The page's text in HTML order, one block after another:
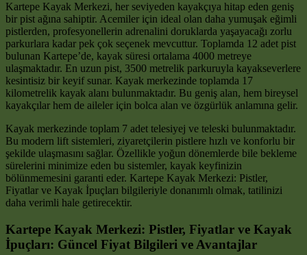
Kartepe Kayak Merkezi, her seviyeden kayakçıya hitap eden geniş
bir pist ağına sahiptir. Acemiler için ideal olan daha yumuşak eğimli
pistlerden, profesyonellerin adrenalini doruklarda yaşayacağı zorlu
parkurlara kadar pek çok seçenek mevcuttur. Toplamda 12 adet pist
bulunan Kartepe’de, kayak süresi ortalama 4000 metreye
ulaşmaktadır. En uzun pist, 3500 metrelik parkuruyla kayakseverlere
kesintisiz bir keyif sunar. Kayak merkezinde toplamda 17
kilometrelik kayak alanı bulunmaktadır. Bu geniş alan, hem bireysel
kayakçılar hem de aileler için bolca alan ve özgürlük anlamına gelir.
Kayak merkezinde toplam 7 adet telesiyej ve teleski bulunmaktadır.
Bu modern lift sistemleri, ziyaretçilerin pistlere hızlı ve konforlu bir
şekilde ulaşmasını sağlar. Özellikle yoğun dönemlerde bile bekleme
sürelerini minimize eden bu sistemler, kayak keyfinizin
bölünmemesini garanti eder. Kartepe Kayak Merkezi: Pistler,
Fiyatlar ve Kayak İpuçları bilgileriyle donanımlı olmak, tatilinizi
daha verimli hale getirecektir.
Kartepe Kayak Merkezi: Pistler, Fiyatlar ve Kayak
İpuçları: Güncel Fiyat Bilgileri ve Avantajlar